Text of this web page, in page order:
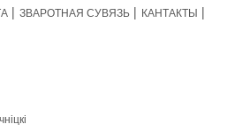
ЗВАРОТНАЯ СУВЯЗЬ
КАНТАКТЫ